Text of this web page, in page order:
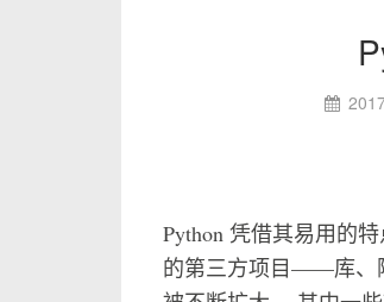
Python 凭借其易用的
的第三方项目——库、